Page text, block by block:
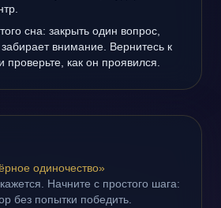
сна: закрыть один вопрос,
внимание. Вернитесь к
как он проявился.
одиночество»
Начните с простого шага:
без попытки победить.